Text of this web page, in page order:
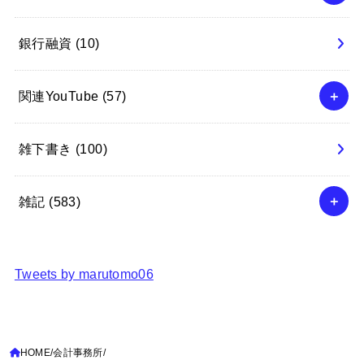
銀行融資 (10)
関連YouTube (57)
雑下書き (100)
雑記 (583)
Tweets by marutomo06
HOME 会計事務所